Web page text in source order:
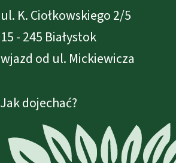
Jak dojechać?
ul. K. Ciołkowskiego 2/5
15 - 245 Białystok
wjazd od ul. Mickiewicza